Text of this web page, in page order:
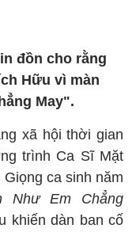
đồn cho rằng
Hữu vì màn
May".
xã hội thời gian
trình Ca Sĩ Mặt
ca sinh năm
Như Em Chẳng
khiến dàn ban cố